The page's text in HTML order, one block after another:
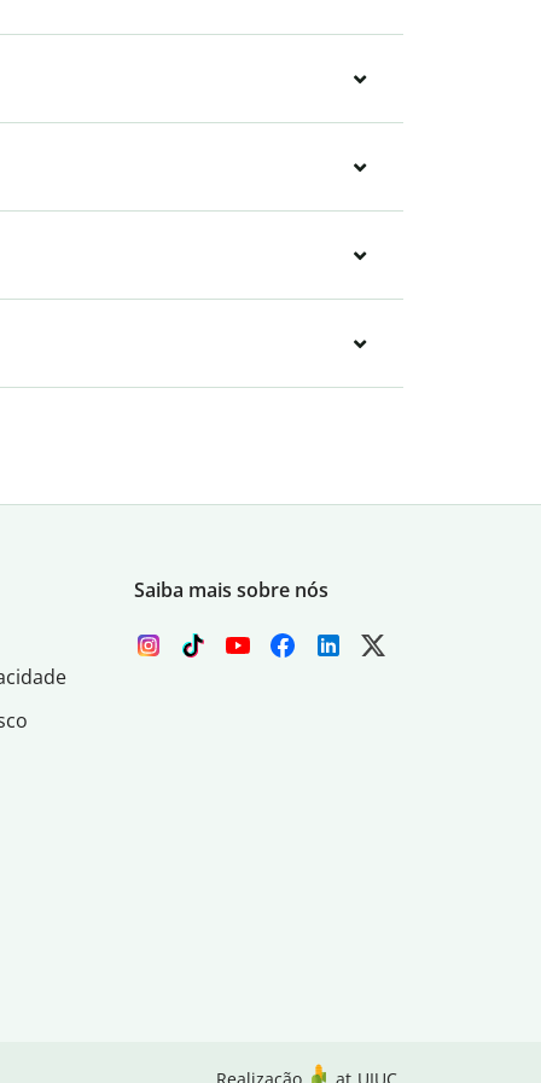
Saiba mais sobre nós